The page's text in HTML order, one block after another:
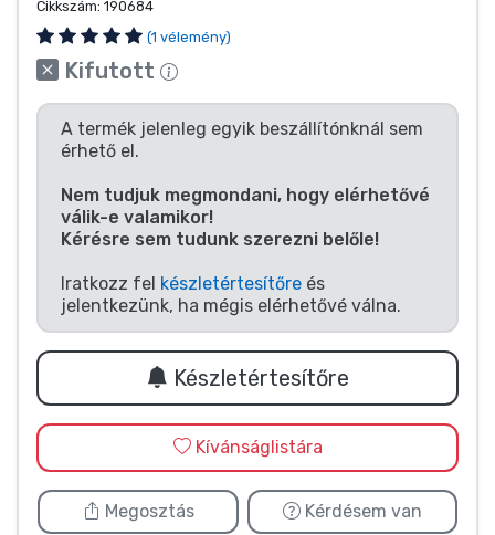
Cikkszám: 190684
(1 vélemény)
Kifutott
A termék jelenleg egyik beszállítónknál sem
érhető el.
Nem tudjuk megmondani, hogy elérhetővé
válik-e valamikor!
Kérésre sem tudunk szerezni belőle!
Iratkozz fel készletértesítőre és
jelentkezünk, ha mégis elérhetővé válna.
Készletértesítőre
Kívánságlistára
Megosztás Kérdésem van
Sportos cuccok
Zenés cuccok
Terméktípusok
Márkák